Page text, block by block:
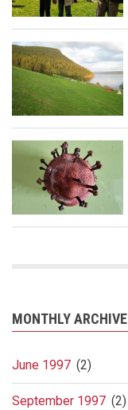
MONTHLY ARCHIVE
June 1997 (2)
September 1997 (2)